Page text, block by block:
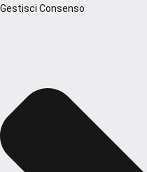
Gestisci Consenso